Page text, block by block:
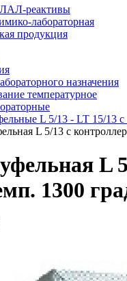
реактивы
лабораторная
продукция
назначения
температурное
L 5/13 - LT 15/13
L 5/13 с
L
1300